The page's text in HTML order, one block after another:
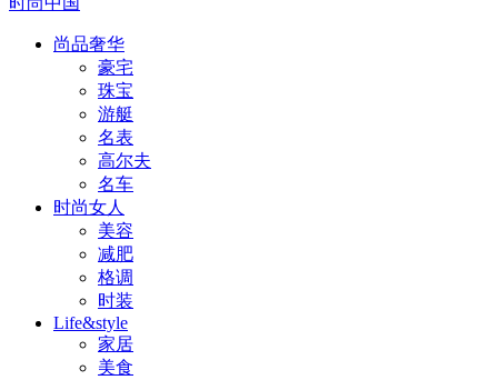
尚品奢华
豪宅
珠宝
游艇
名表
高尔夫
名车
时尚女人
美容
减肥
格调
时装
Life&style
家居
美食